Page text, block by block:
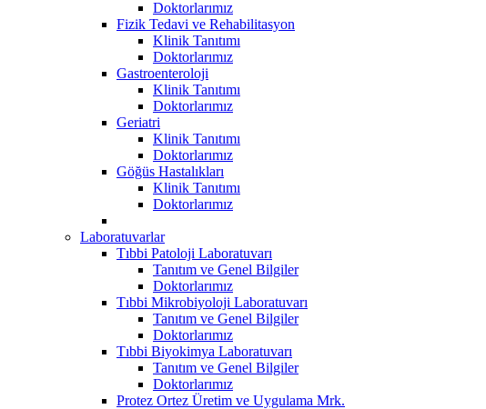
Doktorlarımız
Fizik Tedavi ve Rehabilitasyon
Klinik Tanıtımı
Doktorlarımız
Gastroenteroloji
Klinik Tanıtımı
Doktorlarımız
Geriatri
Klinik Tanıtımı
Doktorlarımız
Göğüs Hastalıkları
Klinik Tanıtımı
Doktorlarımız
Laboratuvarlar
Tıbbi Patoloji Laboratuvarı
Tanıtım ve Genel Bilgiler
Doktorlarımız
Tıbbi Mikrobiyoloji Laboratuvarı
Tanıtım ve Genel Bilgiler
Doktorlarımız
Tıbbi Biyokimya Laboratuvarı
Tanıtım ve Genel Bilgiler
Doktorlarımız
Protez Ortez Üretim ve Uygulama Mrk.